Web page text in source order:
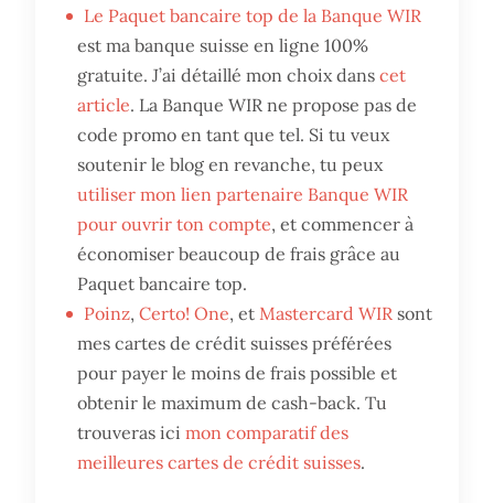
Le Paquet bancaire top de la Banque WIR
est ma banque suisse en ligne 100%
gratuite. J’ai détaillé mon choix danscet
article. La Banque WIR ne propose pas de
code promo en tant que tel. Si tu veux
soutenir le blog en revanche, tu peux
utiliser mon lien partenaire Banque WIR
pour ouvrir ton compte, et commencer à
économiser beaucoup de frais grâce au
Paquet bancaire top.
Poinz,Certo! One, etMastercard WIR sont
mes cartes de crédit suisses préférées
pour payer le moins de frais possible et
obtenir le maximum de cash-back. Tu
trouveras icimon comparatif des
meilleures cartes de crédit suisses.